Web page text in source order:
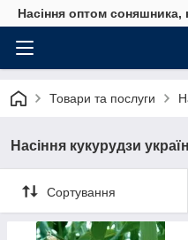
Насіння оптом соняшника,
Товари та послуги
Насіння кукурудзи
Сортування